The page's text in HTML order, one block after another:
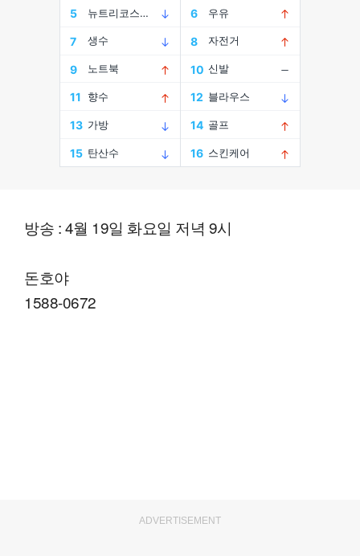
방송 : 4월 19일 화요일 저녁 9시
돈호야
1588-0672
ADVERTISEMENT